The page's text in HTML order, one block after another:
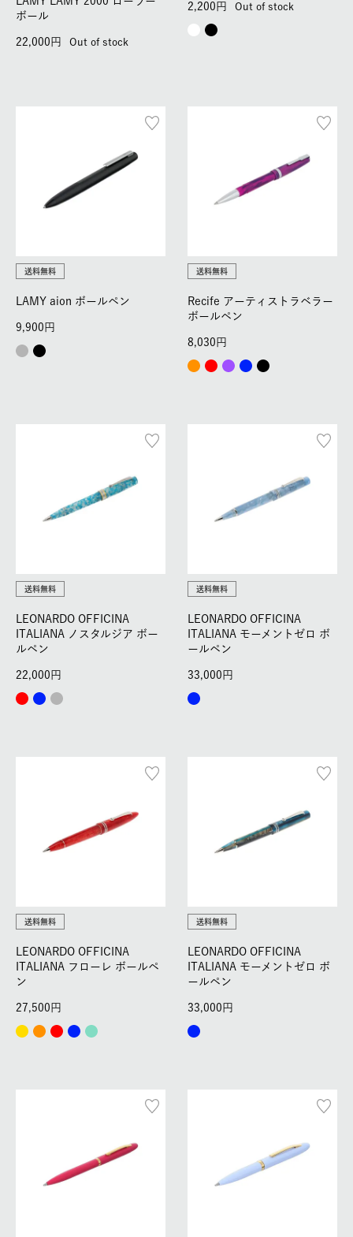
ボール
22,000 Out of stock
2,200 Out of stock
送料無料
LAMY aion ボールペン
9,900
送料無料
Recife アーティストラベラー
ボールペン
8,030
送料無料
LEONARDO OFFICINA
ITALIANA ノスタルジア ボー
ルペン
22,000
送料無料
LEONARDO OFFICINA
ITALIANA モーメントゼロ ボ
ールペン
33,000
送料無料
LEONARDO OFFICINA
ITALIANA フローレ ボールペ
ン
27,500
送料無料
LEONARDO OFFICINA
ITALIANA モーメントゼロ ボ
ールペン
33,000